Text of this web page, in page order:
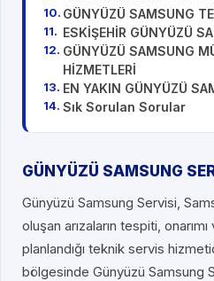
GÜNYÜZÜ SAMSUNG
ESKİŞEHİR GÜNYÜZÜ
GÜNYÜZÜ SAMSUNG
HİZMETLERİ
EN YAKIN GÜNYÜZÜ
Sık Sorulan Sorular
GÜNYÜZÜ SAMSUNG
Günyüzü Samsung Servisi,
oluşan arızaların tespiti,
planlandığı teknik servis
bölgesinde Günyüzü Samsung